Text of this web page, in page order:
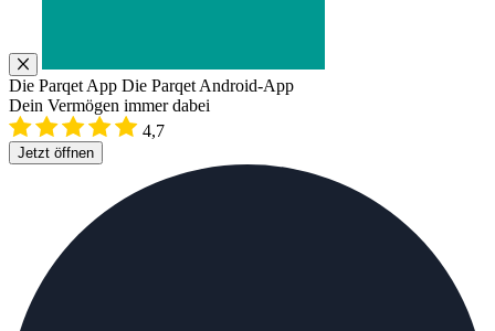
Die Parqet App Die Parqet Android-App
Dein Vermögen immer dabei
4,7
Jetzt öffnen